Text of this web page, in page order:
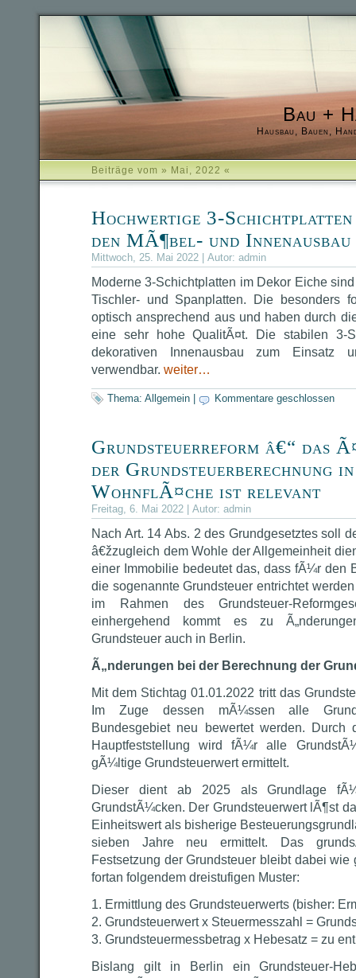
Bau +
Hausbau, Bauen,
Beiträge vom » Mai, 2022 «
Hochwertige 3-
den MÃ¶bel- und Innenausbau
Mittwoch, 25. Mai 2022 | Autor: admin
Moderne 3-Schichtplatten im Dekor Eiche
Tischler- und Spanplatten. Die besonders
optisch ansprechend aus und haben durch
eine sehr hohe QualitÃ¤t. Die stabilen 3-
dekorativen Innenausbau zum Einsatz
verwendbar. weiter…
Thema: Allgemein Kommentare geschlossen
Grundsteuerreform â€“ das
der Grundsteuerberechnung
WohnflÃ¤che ist relevant
Freitag, 6. Mai 2022 | Autor: admin
Nach Art. 14 Abs. 2 des Grundgesetztes soll
â€žzugleich dem Wohle der Allgemeinheit
einer Immobilie bedeutet das, dass fÃ¼r den
die sogenannte Grundsteuer entrichtet
im Rahmen des Grundsteuer-
einhergehend kommt es zu
Grundsteuer auch in Berlin.
Ã„nderungen bei der Berechnung der
Mit dem Stichtag 01.01.2022 tritt das
Im Zuge dessen mÃ¼ssen alle
Bundesgebiet neu bewertet werden. Durch
Hauptfeststellung wird fÃ¼r alle
gÃ¼ltige Grundsteuerwert ermittelt.
Dieser dient ab 2025 als Grundlage
GrundstÃ¼cken. Der Grundsteuerwert lÃ¶st
Einheitswert als bisherige
sieben Jahre neu ermittelt. Das
Festsetzung der Grundsteuer bleibt dabei
fortan folgendem dreistufigen Muster:
1. Ermittlung des Grundsteuerwerts (bisher:
2. Grundsteuerwert x Steuermesszahl =
3. Grundsteuermessbetrag x Hebesatz = zu
Bislang gilt in Berlin ein Grundsteuer-